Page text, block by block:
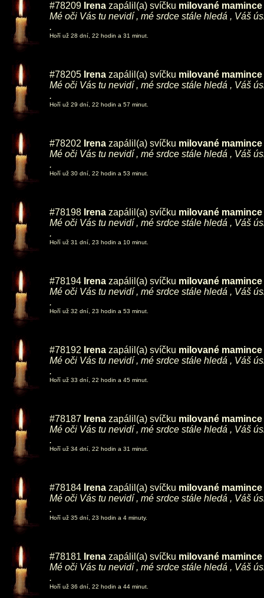
#78209 Irena zapálil(a) svíčku milované
Mé oči Vás tu nevidí , mé srdce stále hledá , Váš
.
Hoří už 28 dní, 22 hodin a 31 minut.
#78205 Irena zapálil(a) svíčku milované
Mé oči Vás tu nevidí , mé srdce stále hledá , Váš
.
Hoří už 29 dní, 22 hodin a 57 minut.
#78202 Irena zapálil(a) svíčku milované
Mé oči Vás tu nevidí , mé srdce stále hledá , Váš
.
Hoří už 30 dní, 22 hodin a 53 minut.
#78198 Irena zapálil(a) svíčku milované
Mé oči Vás tu nevidí , mé srdce stále hledá , Váš
.
Hoří už 31 dní, 23 hodin a 10 minut.
#78194 Irena zapálil(a) svíčku milované
Mé oči Vás tu nevidí , mé srdce stále hledá , Váš
.
Hoří už 32 dní, 23 hodin a 53 minut.
#78192 Irena zapálil(a) svíčku milované
Mé oči Vás tu nevidí , mé srdce stále hledá , Váš
.
Hoří už 33 dní, 22 hodin a 45 minut.
#78187 Irena zapálil(a) svíčku milované
Mé oči Vás tu nevidí , mé srdce stále hledá , Váš
.
Hoří už 34 dní, 22 hodin a 31 minut.
#78184 Irena zapálil(a) svíčku milované
Mé oči Vás tu nevidí , mé srdce stále hledá , Váš
.
Hoří už 35 dní, 23 hodin a 4 minuty.
#78181 Irena zapálil(a) svíčku milované
Mé oči Vás tu nevidí , mé srdce stále hledá , Váš
.
Hoří už 36 dní, 22 hodin a 44 minut.